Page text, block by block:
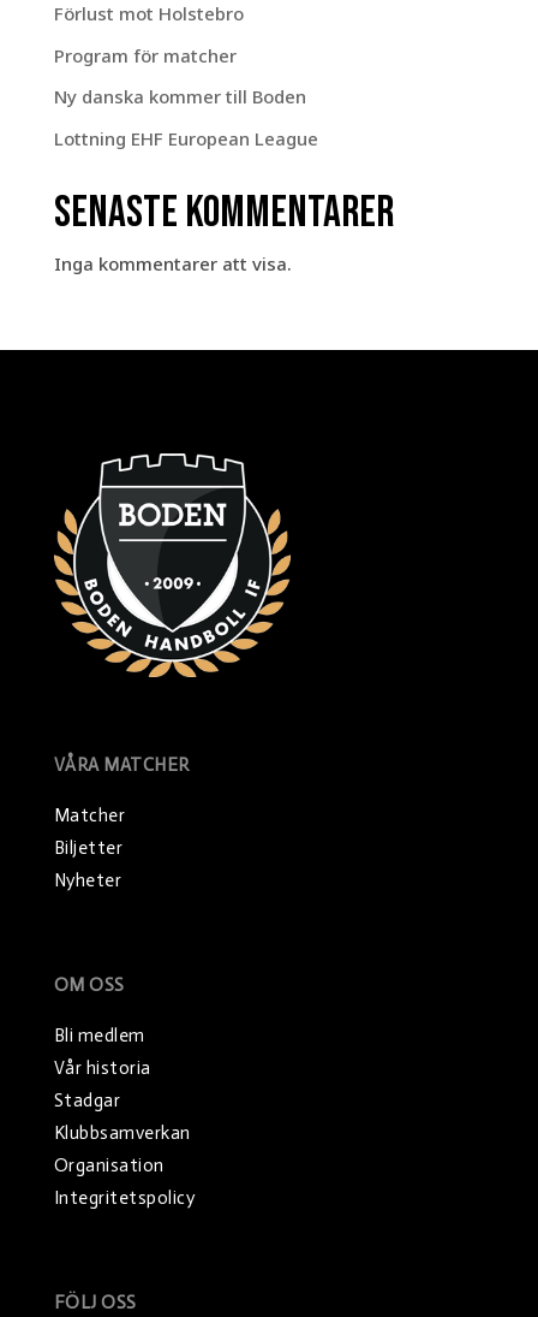
Förlust mot Holstebro
Program för matcher
Ny danska kommer till Boden
Lottning EHF European League
Senaste kommentarer
Inga kommentarer att visa.
VÅRA MATCHER
Matcher
Biljetter
Nyheter
OM OSS
Bli medlem
Vår historia
Stadgar
Klubbsamverkan
Organisation
Integritetspolicy
FÖLJ OSS